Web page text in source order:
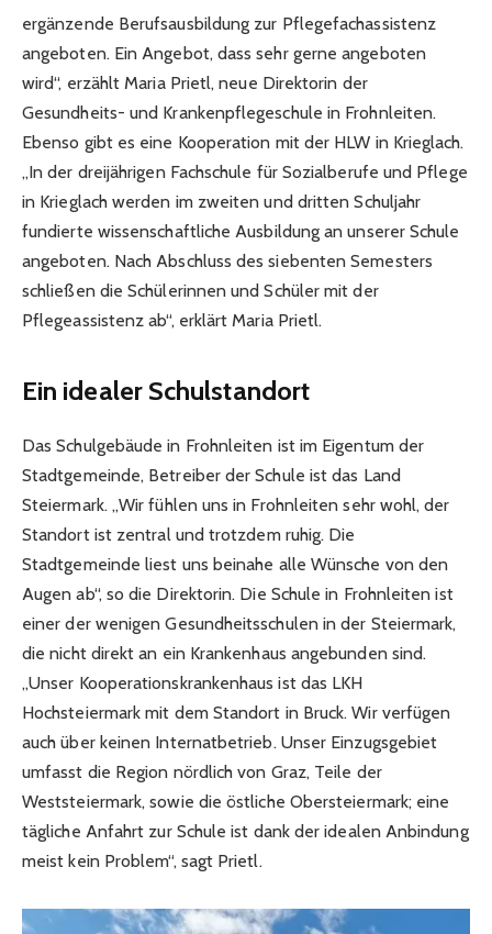
ergänzende Berufsausbildung zur Pflegefachassistenz
angeboten. Ein Angebot, dass sehr gerne angeboten
wird“, erzählt Maria Prietl, neue Direktorin der
Gesundheits- und Krankenpflegeschule in Frohnleiten.
Ebenso gibt es eine Kooperation mit der HLW in Krieglach.
„In der dreijährigen Fachschule für Sozialberufe und Pflege
in Krieglach werden im zweiten und dritten Schuljahr
fundierte wissenschaftliche Ausbildung an unserer Schule
angeboten. Nach Abschluss des siebenten Semesters
schließen die Schülerinnen und Schüler mit der
Pflegeassistenz ab“, erklärt Maria Prietl.
Ein idealer Schulstandort
Das Schulgebäude in Frohnleiten ist im Eigentum der
Stadtgemeinde, Betreiber der Schule ist das Land
Steiermark. „Wir fühlen uns in Frohnleiten sehr wohl, der
Standort ist zentral und trotzdem ruhig. Die
Stadtgemeinde liest uns beinahe alle Wünsche von den
Augen ab“, so die Direktorin. Die Schule in Frohnleiten ist
einer der wenigen Gesundheitsschulen in der Steiermark,
die nicht direkt an ein Krankenhaus angebunden sind.
„Unser Kooperationskrankenhaus ist das LKH
Hochsteiermark mit dem Standort in Bruck. Wir verfügen
auch über keinen Internatbetrieb. Unser Einzugsgebiet
umfasst die Region nördlich von Graz, Teile der
Weststeiermark, sowie die östliche Obersteiermark; eine
tägliche Anfahrt zur Schule ist dank der idealen Anbindung
meist kein Problem“, sagt Prietl.